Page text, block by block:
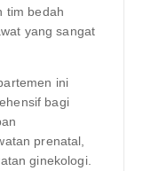
tim bedah
yang sangat
ini
bagi
prenatal,
ginekologi.